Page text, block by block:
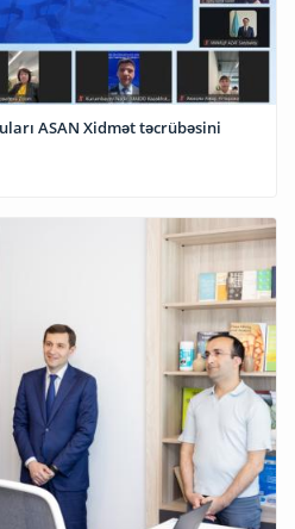
ASAN Xidmət təcrübəsini